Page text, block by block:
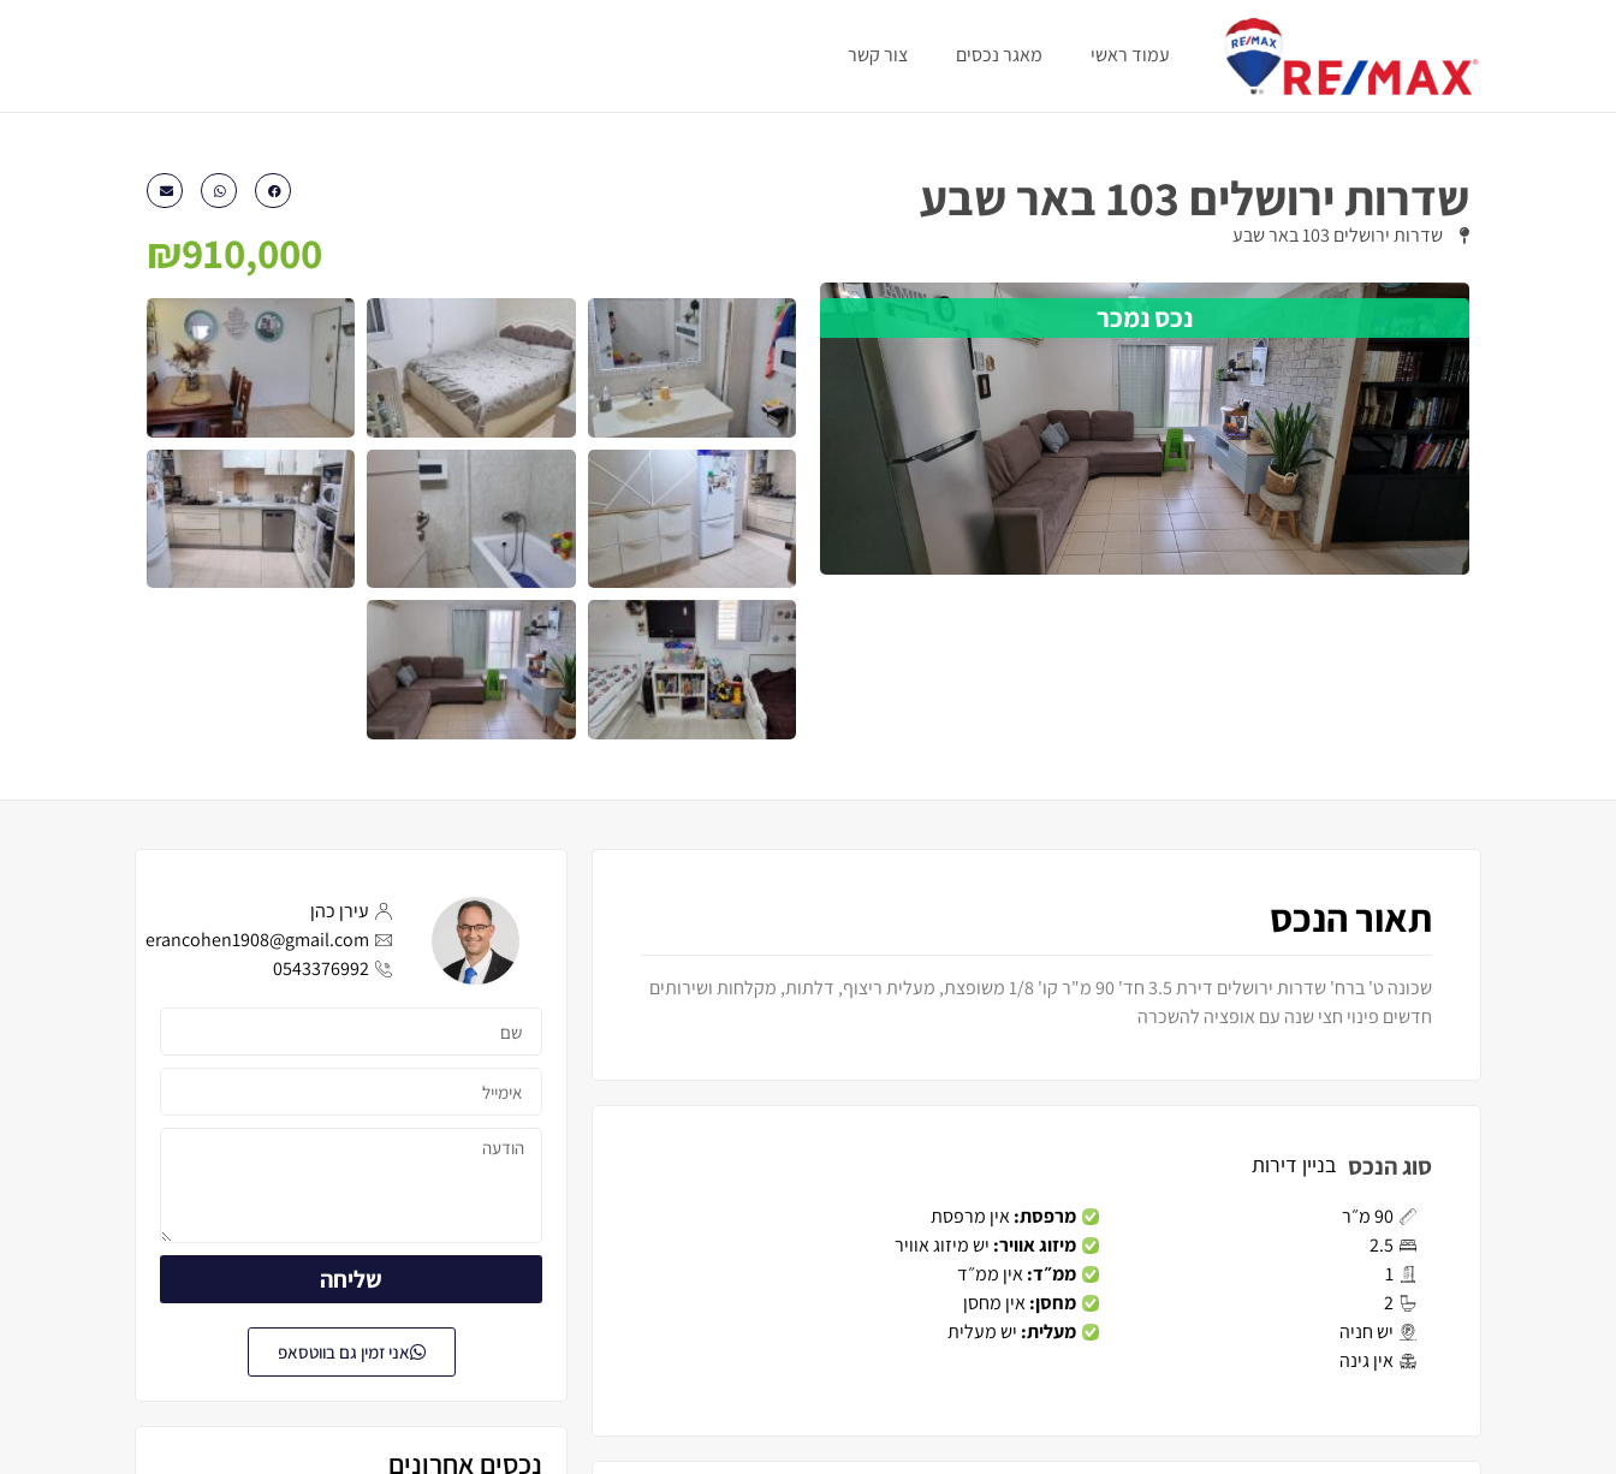
עמוד ראשי מאגר נכסים צור קשר
שדרות ירושלים 103 באר שבע
שדרות ירושלים 103 באר שבע ₪910,000
נכס נמכר
תאור הנכס
שכונה ט' ברח' שדרות ירושלים דירת 3.5 חד' 90 מ"ר קו' 1/8 משופצת, מעלית ריצוף, דלתות, מקלחות ושירותים
חדשים פינוי חצי שנה עם אופציה להשכרה
סוג הנכס בניין דירות
90 מ״ר
2.5
1
2
יש חניה
אין גינה
מרפסת:אין מרפסת
מיזוג אוויר: יש מיזוג אוויר
ממ״ד:אין ממ״ד
מחסן:אין מחסן
מעלית: יש מעלית
עירן כהן
erancohen1908@gmail.com
0543376992
שליחה
אני זמין גם בווטסאפ
נכסים אחרונים